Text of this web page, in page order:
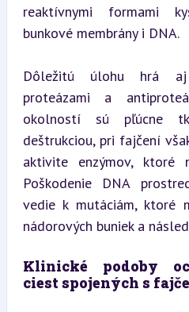
reaktívnymi formami
bunkové membrány i DNA.
Dôležitú úlohu hrá aj
proteázami a
okolností sú pľúcne
deštrukciou, pri fajčení
aktivite enzýmov, ktoré
Poškodenie DNA
vedie k mutáciám, ktoré
nádorových buniek a
Klinické podoby
ciest spojených s